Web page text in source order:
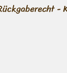
-